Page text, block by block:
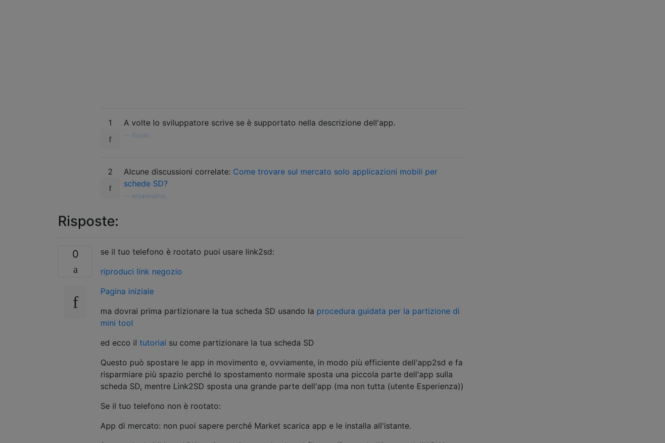
1 A volte lo sviluppatore scrive se è supportato nella descrizione dell'app.
Roxan,
2 Alcune discussioni correlate: Come trovare sul mercato solo applicazioni mobili per
schede SD?
eldarerathis,
Risposte:
0
se il tuo telefono è rootato puoi usare link2sd:
riproduci link negozio
Pagina iniziale
ma dovrai prima partizionare la tua scheda SD usando la procedura guidata per la partizione di
mini tool
ed ecco il tutorial su come partizionare la tua scheda SD
Questo può spostare le app in movimento e, ovviamente, in modo più efficiente dell'app2sd e fa
risparmiare più spazio perché lo spostamento normale sposta una piccola parte dell'app sulla
scheda SD, mentre Link2SD sposta una grande parte dell'app (ma non tutta (utente Esperienza))
Se il tuo telefono non è rootato:
App di mercato: non puoi sapere perché Market scarica app e le installa all'istante.